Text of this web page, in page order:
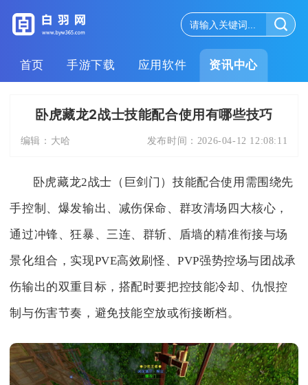
首页 手游下载 应用软件 资讯中心
卧虎藏龙2战士技能配合使用有哪些技巧
编辑： 大哈 发布时间： 2026-04-12 12:08:11
卧虎藏龙2战士（巨剑门）技能配合使用需围绕先
手控制、爆发输出、减伤保命、群攻清场四大核心，
通过冲锋、狂暴、三连、群斩、盾墙的精准衔接与场
景化组合，实现PVE高效刷怪、PVP强势控场与团战承
伤输出的双重目标，搭配时要把控技能冷却、仇恨控
制与伤害节奏，避免技能空放或衔接断档。